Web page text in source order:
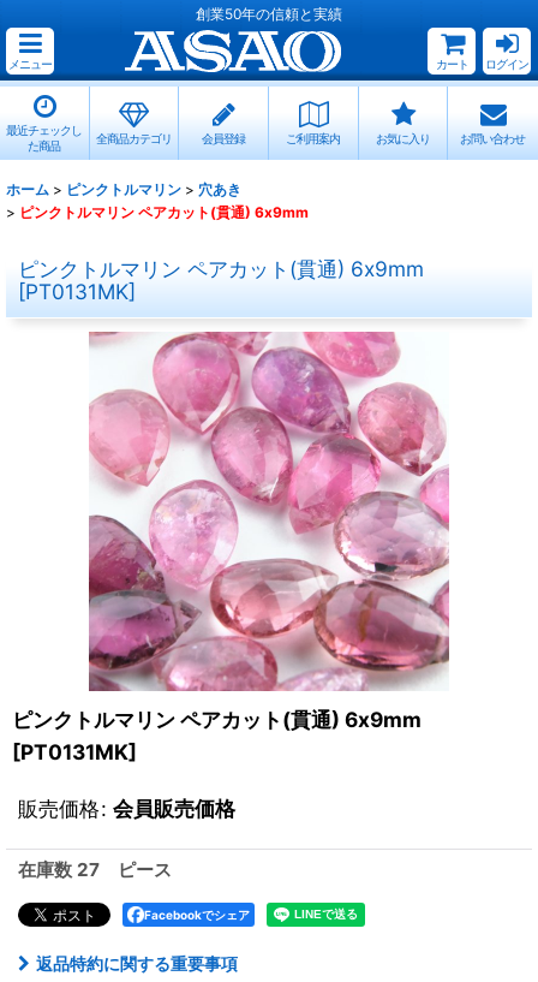
創業50年の信頼と実績
メニュー カート ログイン
最近チェックし
た商品
全商品カテゴリ 会員登録 ご利用案内 お気に入り お問い合わせ
ホーム > ピンクトルマリン > 穴あき
> ピンクトルマリン ペアカット(貫通) 6x9mm
ピンクトルマリン ペアカット(貫通) 6x9mm
[PT0131MK]
ピンクトルマリン ペアカット(貫通) 6x9mm
[PT0131MK]
販売価格: 会員販売価格
在庫数 27 ピース
Facebookでシェア
返品特約に関する重要事項